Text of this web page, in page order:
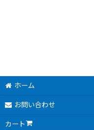
ホーム
お問い合わせ
カート